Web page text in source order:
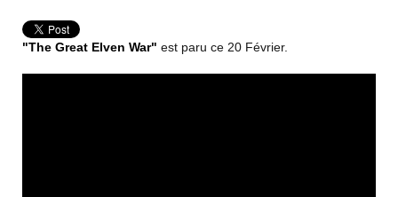
"The Great Elven War" est paru ce 20 Février.